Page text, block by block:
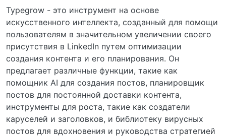
Typegrow - это инструмент на основе
искусственного интеллекта, созданный для помощи
пользователям в значительном увеличении своего
присутствия в LinkedIn путем оптимизации
создания контента и его планирования. Он
предлагает различные функции, такие как
помощник AI для создания постов, планировщик
постов для постоянной доставки контента,
инструменты для роста, такие как создатели
каруселей и заголовков, и библиотеку вирусных
постов для вдохновения и руководства стратегией